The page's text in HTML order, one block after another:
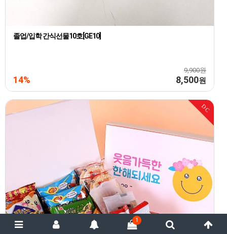
졸업/입학 간식선물10호[GE10]
9,900원
14% 8,500원
DC
1